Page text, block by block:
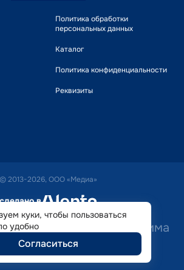
Политика обработки
персональных данных
Каталог
Политика конфиденциальности
Реквизиты
© 2013-2026, ООО «Медиа»
сделано в alente
Необходима
специалиста.
куки, чтобы пользоваться
удобно
Согласиться